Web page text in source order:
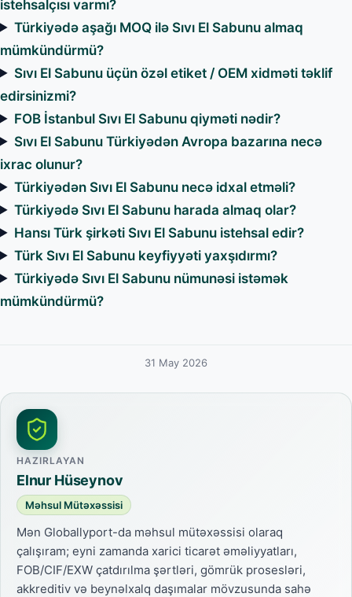
istehsalçısı varmı?
Türkiyədə aşağı MOQ ilə Sıvı El Sabunu almaq
mümkündürmü?
Sıvı El Sabunu üçün özəl etiket / OEM xidməti təklif
edirsinizmi?
FOB İstanbul Sıvı El Sabunu qiyməti nədir?
Sıvı El Sabunu Türkiyədən Avropa bazarına necə
ixrac olunur?
Türkiyədən Sıvı El Sabunu necə idxal etməli?
Türkiyədə Sıvı El Sabunu harada almaq olar?
Hansı Türk şirkəti Sıvı El Sabunu istehsal edir?
Türk Sıvı El Sabunu keyfiyyəti yaxşıdırmı?
Türkiyədə Sıvı El Sabunu nümunəsi istəmək
mümkündürmü?
31 May 2026
HAZIRLAYAN
Elnur Hüseynov
Məhsul Mütəxəssisi
Mən Globallyport-da məhsul mütəxəssisi olaraq
çalışıram; eyni zamanda xarici ticarət əməliyyatları,
FOB/CIF/EXW çatdırılma şərtləri, gömrük prosesləri,
akkreditiv və beynəlxalq daşımalar mövzusunda sahə